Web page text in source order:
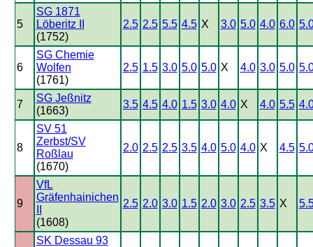
5
SG 1871
Löberitz II
(1752)
2.5 2.5 5.5 4.5 X 3.0 5.0 4.0 6.0
6
SG Chemie
Wolfen
(1761)
2.5 1.5 3.0 5.0 5.0 X 4.0 3.0 5.0
7
SG Jeßnitz
(1663)
3.5 4.5 4.0 1.5 3.0 4.0 X 4.0 5.5
8
SV 51
Zerbst/SV
Roßlau
(1670)
2.0 2.5 2.5 3.5 4.0 5.0 4.0 X 4.5
9
VfL
Gräfenhainichen
(1608)
2.5 2.0 3.0 1.5 2.0 3.0 2.5 3.5 X
SK Dessau 93